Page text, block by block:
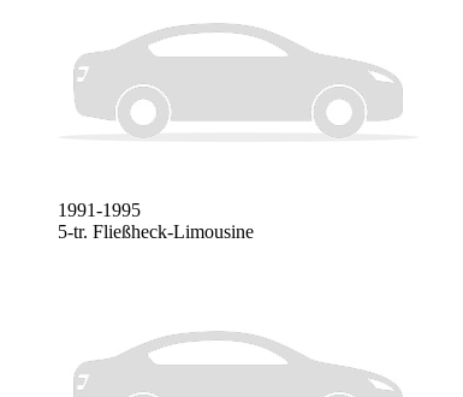
1991-1995
5-tr. Fließheck-Limousine